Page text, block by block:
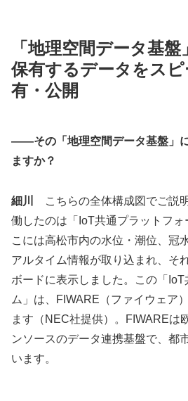
「地理空間データ基
保有するデータをス
有・公開
――その「地理空間データ基盤」
ますか？
細川
こちらの全体構成図でご説
働したのは「IoT共通プラットフォ
こには高松市内の水位・潮位、冠
アルタイム情報が取り込まれ、そ
ボードに表示しました。この「
ム」は、FIWARE（ファイウェア
ます（NEC社提供）。FIWAREは
ンソースのデータ連携基盤で、都
います。